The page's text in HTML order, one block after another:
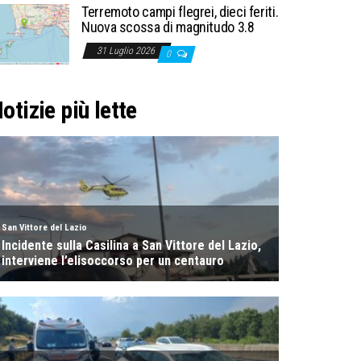
Terremoto campi flegrei, dieci feriti.
Nuova scossa di magnitudo 3.8
31 Luglio 2026 0
più lette